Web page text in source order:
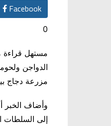
Facebook
0
مستهل قراءة
الدواجن
مزرعة دجاج
وأضاف الخبر
إلى السلطات